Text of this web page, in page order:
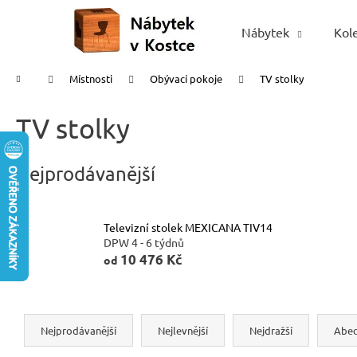
Nábytek
Domů Místnosti Obývací pokoje TV stolky
TV stolky
Nejprodávanější
Televizní stolek MEXICANA TIV14
DPW 4 - 6 týdnů
od 10 476 Kč
Ř
Nejprodávanější Nejlevnější Nejdražší
Zpět
obchodu
Zpět
obchodu